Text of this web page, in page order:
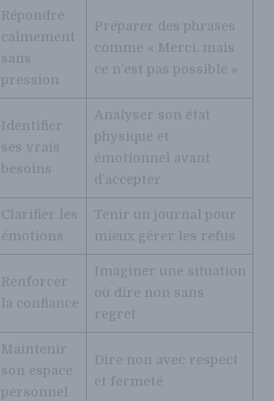
Répondre
calmement
sans
pression
Préparer des phrases
comme « Merci, mais
ce n’est pas possible »
Identifier
ses vrais
besoins
Analyser son état
physique et
émotionnel avant
d’accepter
Clarifier les
émotions
Tenir un journal pour
mieux gérer les refus
Renforcer
la confiance
Imaginer une situation
où dire non sans
regret
Maintenir
son espace
personnel
Dire non avec respect
et fermeté